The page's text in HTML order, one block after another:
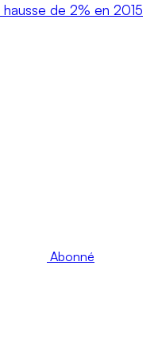
de 2% en 2015
Abonné